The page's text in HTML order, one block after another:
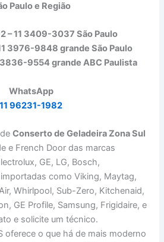
Paulo e Região
– 11 3409-3037 São Paulo
3976-9848 grande São Paulo
3836-9554 grande ABC Paulista
WhatsApp
11 96231-1982
deConserto de Geladeira Zona Sul
e French Door das marcas
GE, LG, Bosch,
como Viking, Maytag,
Whirlpool, Sub-Zero, Kitchenaid,
GE Profile, Samsung, Frigidaire, e
e solicite um técnico.
oferece o que há de mais moderno